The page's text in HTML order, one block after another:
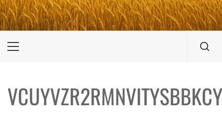
UKRAINE-IS
ПОДОРОЖI ПО УКРАЇНІ
Primary